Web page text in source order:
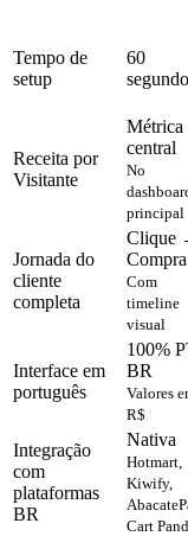
Tempo de
setup
60
Receita por
Visitante
Métrica
central
No
principal
Jornada do
cliente
completa
Clique
Compra
Com
timeline
visual
Interface em
português
100%
BR
Valores
R$
Integração
com
plataformas
BR
Nativa
Hotmart,
Kiwify,
Cart